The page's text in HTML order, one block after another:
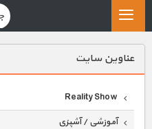
عناوين سايت
Reality Show
آموزشی / آشپزی